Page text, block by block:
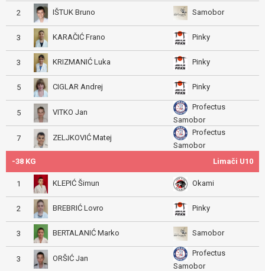
2
IŠTUK Bruno Samobor
3 KARAČIĆ Frano Pinky
3 KRIZMANIĆ Luka Pinky
5 CIGLAR Andrej Pinky
5 VITKO Jan
Profectus
Samobor
7 ZELJKOVIĆ Matej
Profectus
Samobor
-38 KG
Limači U10
1 KLEPIĆ Šimun Okami
2 BREBRIĆ Lovro Pinky
3 BERTALANIĆ Marko Samobor
3 ORŠIĆ Jan
Profectus
Samobor